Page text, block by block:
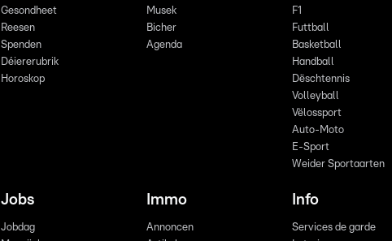
Gesondheet
Reesen
Spenden
Déiererubrik
Horoskop
Musek
Bicher
Agenda
F1
Futtball
Basketball
Handball
Dëschtennis
Volleyball
Vëlossport
Auto-Moto
E-Sport
Weider Sportaarten
Jobs
Jobdag
Immo
Annoncen
Info
Services de garde